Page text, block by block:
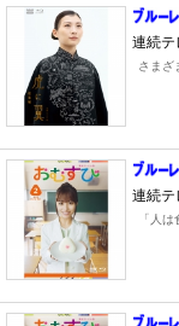
連続テ
さまざ
連続テ
「人